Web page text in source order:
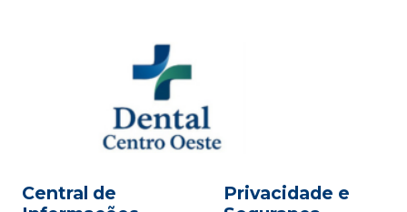
Central de
Privacidade e